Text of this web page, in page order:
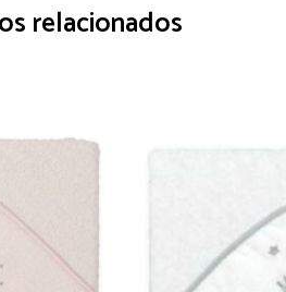
relacionados